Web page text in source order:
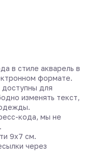
в стиле акварель в
формате.
для
изменять текст,
кода, мы не
9х7 см.
через